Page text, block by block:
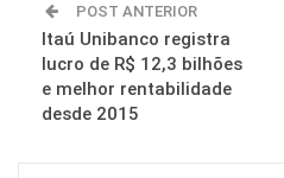
POST ANTERIOR
Itaú Unibanco registra
lucro de R$ 12,3 bilhões
e melhor rentabilidade
desde 2015